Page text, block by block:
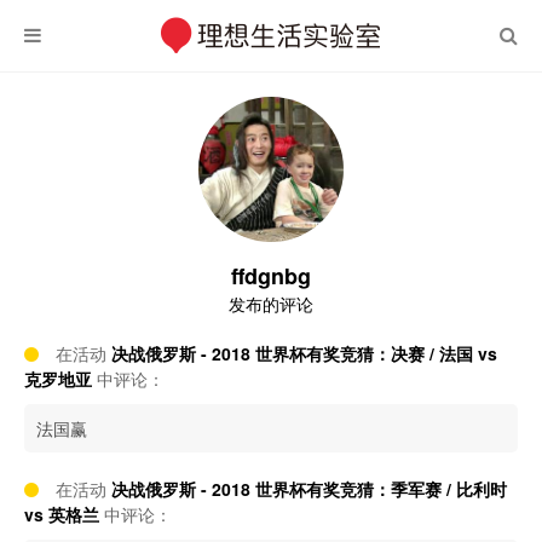
ffdgnbg
发布的评论
在活动 决战俄罗斯 - 2018 世界杯有奖竞猜：决赛 / 法国 vs
克罗地亚 中评论：
法国赢
在活动 决战俄罗斯 - 2018 世界杯有奖竞猜：季军赛 / 比利时
vs 英格兰 中评论：